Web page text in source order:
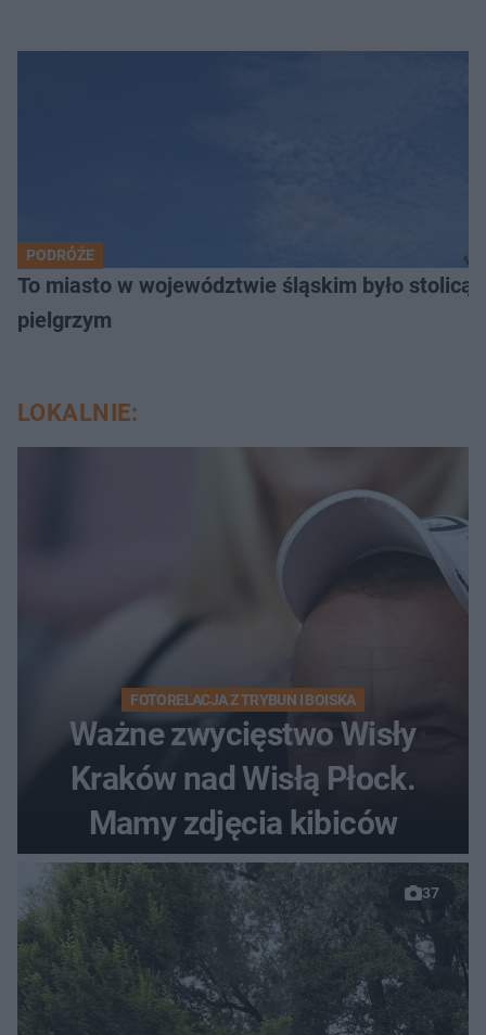
PODRÓŻE
To miasto w województwie śląskim było
pielgrzym
LOKALNIE:
FOTORELACJA Z TRYBUN I BOISKA
Ważne zwycięstwo Wisły
Kraków nad Wisłą Płock.
Mamy zdjęcia kibiców
37